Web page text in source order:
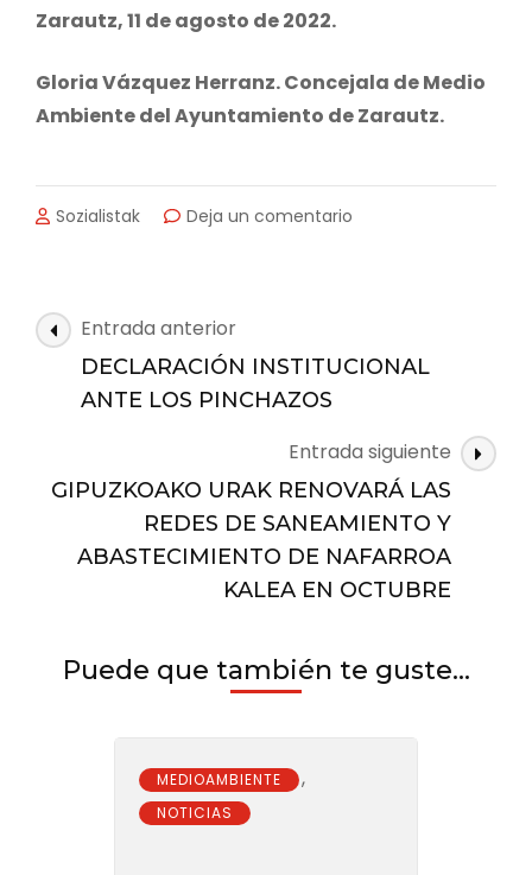
Zarautz, 11 de agosto de 2022.
Gloria Vázquez Herranz. Concejala de Medio
Ambiente del Ayuntamiento de Zarautz.
Sozialistak Deja un comentario
propone
Ayuntamiento
de
Zarautz
apague
las
luces
de
de
sus
emblemáticos.
Navegación
de
Entrada anterior
DECLARACIÓN INSTITUCIONAL
ANTE LOS PINCHAZOS
Entrada siguiente
GIPUZKOAKO URAK RENOVARÁ LAS
REDES DE SANEAMIENTO Y
ABASTECIMIENTO DE NAFARROA
KALEA EN OCTUBRE
Puede que también te guste...
MEDIOAMBIENTE ,
NOTICIAS